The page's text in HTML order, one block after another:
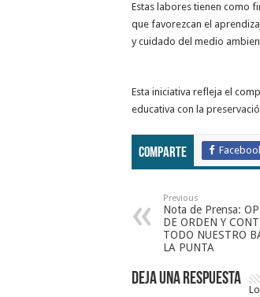
Estas labores tienen como
que favorezcan el
y cuidado del medio
Esta iniciativa refleja el
educativa con la
Comparte
Previous
Nota de Prensa:
DE ORDEN Y
TODO NUESTRO
LA PUNTA
Deja una respuesta